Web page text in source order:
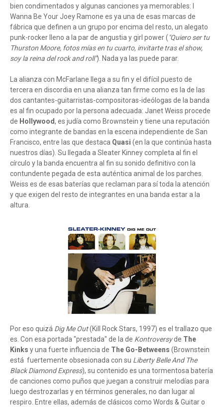
bien condimentados y algunas canciones ya memorables: I
Wanna Be Your Joey Ramone es ya una de esas marcas de
fábrica que definen a un grupo por encima del resto, un alegato
punk-rocker lleno a la par de angustia y girl power ( "Quiero ser tu
Thurston Moore, fotos mías en tu cuarto, invitarte tras el show,
soy la reina del rock and roll"). Nada ya las puede parar.
La alianza con McFarlane llega a su fin y el difícil puesto de
tercera en discordia en una alianza tan firme como es la de las
dos cantantes-guitarristas-compositoras-ideólogas de la banda
es al fin ocupado por la persona adecuada: Janet Weiss procede
de Hollywood, es judía como Brownstein y tiene una reputación
como integrante de bandas en la escena independiente de San
Francisco, entre las que destaca Quasi (en la que continúa hasta
nuestros días). Su llegada a Sleater Kinney completa al fin el
círculo y la banda encuentra al fin su sonido definitivo con la
contundente pegada de esta auténtica animal de los parches.
Weiss es de esas baterías que reclaman para sí toda la atención
y que exigen del resto de integrantes en una banda estar a la
altura.
Por eso quizá Dig Me Out(Kill Rock Stars, 1997) es el trallazo que
es. Con esa portada "prestada" de la de Kontroversyde The
Kinks y una fuerte influencia de The Go-Betweens (Brownstein
está fuertemente obsesionada con su Liberty Belle And The
Black Diamond Express), su contenido es una tormentosa batería
de canciones como puños que juegan a construir melodías para
luego destrozarlas y en términos generales, no dan lugar al
respiro. Entre ellas, además de clásicos como Words & Guitar o